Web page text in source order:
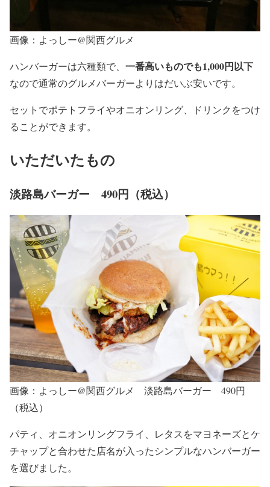
画像：よっしー@関西グルメ
ハンバーガーは六種類で、 一番高いものでも1,000円以下
なので通常のグルメバーガーよりはだいぶ安いです。
セットでポテトフライやオニオンリング、ドリンクをつけ
ることができます。
いただいたもの
淡路島バーガー 490円（税込）
画像：よっしー@関西グルメ 淡路島バーガー 490円
（税込）
パティ、オニオンリングフライ、レタスをマヨネーズとケ
チャップと合わせた店名が入ったシンプルなハンバーガー
を選びました。